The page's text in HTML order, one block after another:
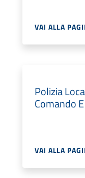
VAI ALLA
Polizia
Comando
VAI ALLA